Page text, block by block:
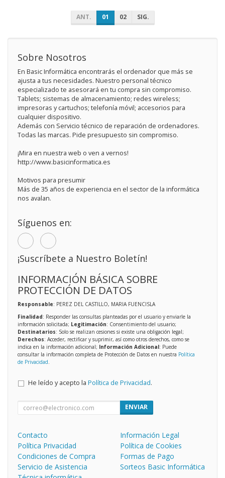
ANT. 01 02 SIG.
Sobre Nosotros
En Basic Informática encontrarás el ordenador que más se
ajusta a tus necesidades. Nuestro personal técnico
especializado te asesorará en tu compra sin compromiso.
Tablets; sistemas de almacenamiento; redes wireless;
impresoras y cartuchos; telefonía móvil; accesorios para
cualquier dispositivo.
Además con Servicio técnico de reparación de ordenadores.
Todas las marcas. Pide presupuesto sin compromiso.
¡Mira en nuestra web o ven a vernos!
http://www.basicinformatica.es
Motivos para presumir
Más de 35 años de experiencia en el sector de la informática
nos avalan.
Síguenos en:
¡Suscríbete a Nuestro Boletín!
INFORMACIÓN BÁSICA SOBRE
PROTECCIÓN DE DATOS
Responsable: PEREZ DEL CASTILLO, MARIA FUENCISLA
Finalidad: Responder las consultas planteadas por el usuario y enviarle la
información solicitada; Legitimación: Consentimiento del usuario;
Destinatarios: Solo se realizan cesiones si existe una obligación legal;
Derechos: Acceder, rectificar y suprimir, así como otros derechos, como se
indica en la información adicional; Información Adicional: Puede
consultar la información completa de Protección de Datos en nuestra Política
de Privacidad.
He leído y acepto la Política de Privacidad.
ENVIAR
Contacto
Información Legal
Política Privacidad
Política de Cookies
Condiciones de Compra
Formas de Pago
Servicio de Asistencia
Sorteos Basic Informática